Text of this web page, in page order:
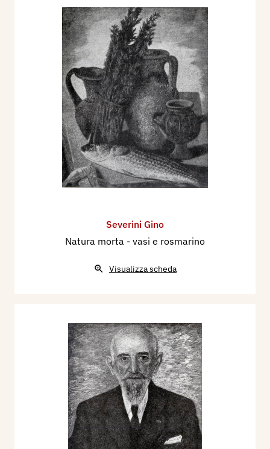
aprile (n. 532), pp. 189/204, ill.
1940 - Giorgio Cartei, Dodici artisti una
discussione e... un ombrello, Assisi, La Festa, n.
10, 10 marzo - XVIII, pp. 116/117.
1940 - II° Premio Bergamo. Mostra Nazionale di
Pittura Anno XVIII, catalogo mostra, Bergamo,
Palazzo della Ragione, sett./nov., p. 48.
1943 - Raffalele Carrieri, IV Quadriennale,
Tempo, n. 215, Milano, 8/15 luglio XXI, pp.
22/25, 31.
1950 - VI Mostra Italiana di Arte Sacra per la
catalogo mostra, Milano, p. 20.
1955 - Gino Severini. Pittore, Città del Vaticano,
Anno III, n. 10 ottobre, p. f.t.
Severini Gino
Natura morta - vasi e rosmarino
Visualizza scheda